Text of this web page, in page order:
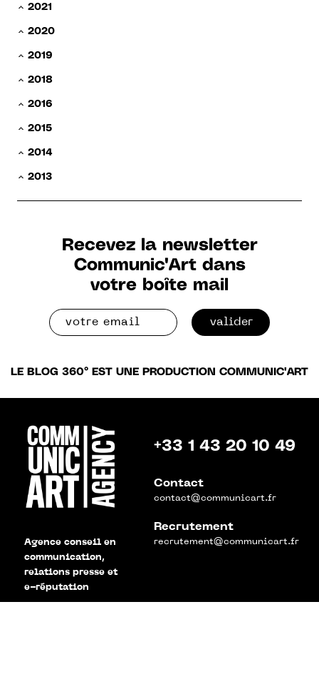
2021
2020
2019
2018
2016
2015
2014
2013
Recevez la newsletter
Communic'Art dans
votre boîte mail
valider
LE BLOG 360° EST UNE PRODUCTION COMMUNIC'ART
Agence conseil en
communication,
relations presse et
e-réputation
+33 1 43 20 10 49
Contact
contact@communicart.fr
Recrutement
recrutement@communicart.fr